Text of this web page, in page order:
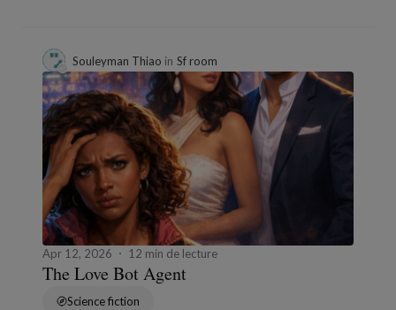
Souleyman Thiao in Sf room
Apr 12, 2026 12 min de lecture
The Love Bot Agent
Science fiction